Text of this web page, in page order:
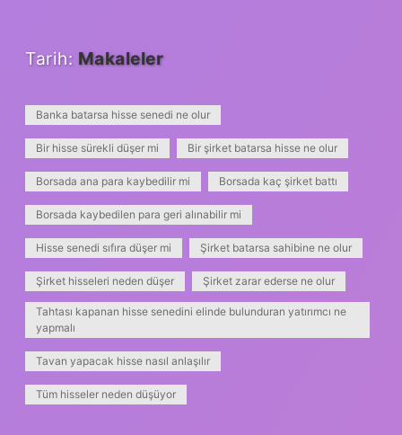
Tarih: Makaleler
Banka batarsa hisse senedi ne olur
Bir hisse sürekli düşer mi Bir şirket batarsa hisse ne olur
Borsada ana para kaybedilir mi Borsada kaç şirket battı
Borsada kaybedilen para geri alınabilir mi
Hisse senedi sıfıra düşer mi Şirket batarsa sahibine ne olur
Şirket hisseleri neden düşer Şirket zarar ederse ne olur
Tahtası kapanan hisse senedini elinde bulunduran yatırımcı ne
yapmalı
Tavan yapacak hisse nasıl anlaşılır
Tüm hisseler neden düşüyor